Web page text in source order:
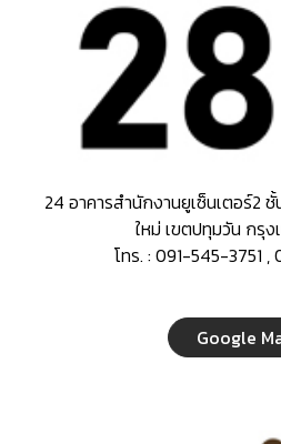
24 อาคารสำนักงานยูเซ็นเตอร์2
ใหม่ เขตปทุมวัน กรุง
โทร. : 091-545-3751
Google